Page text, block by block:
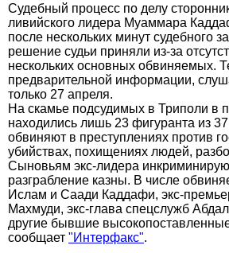
Судебный процесс по делу
ливийского лидера Муаммара
после нескольких минут судебного
решение судьи приняли из-за
нескольких основных обвиняемых.
предварительной информации,
только 27 апреля.
На скамье подсудимых в Триполи в
находились лишь 23 фигуранта из
обвиняют в преступлениях против
убийствах, похищениях людей,
Сыновьям экс-лидера
разграбление казны. В числе
Ислам и Саади Каддафи, экс-
Махмуди, экс-глава спецслужб
другие бывшие
сообщает "Интерфакс".